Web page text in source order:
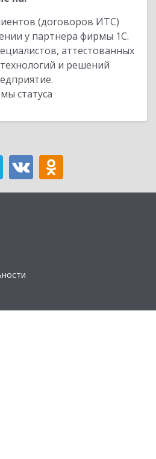
(договоров ИТС)
у партнера фирмы 1С.
аттестованных
и решений
статуса